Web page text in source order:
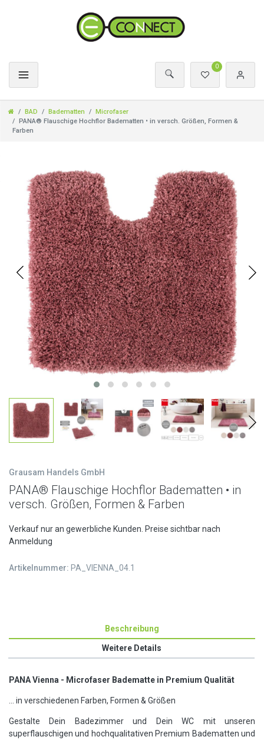
0
BAD Badematten
Microfaser
PANA® Flauschige Hochflor Badematten • in versch. Größen, Formen &
Farben
Grausam Handels GmbH
PANA® Flauschige Hochflor Badematten • in
versch. Größen, Formen & Farben
Verkauf nur an gewerbliche Kunden. Preise sichtbar nach
Anmeldung
Artikelnummer: PA_VIENNA_04.1
Beschreibung
Weitere Details
PANA Vienna - Microfaser Badematte in Premium Qualität
... in verschiedenen Farben, Formen & Größen
Gestalte Dein Badezimmer und Dein WC mit unseren
superflauschigen und hochqualitativen Premium Badematten und